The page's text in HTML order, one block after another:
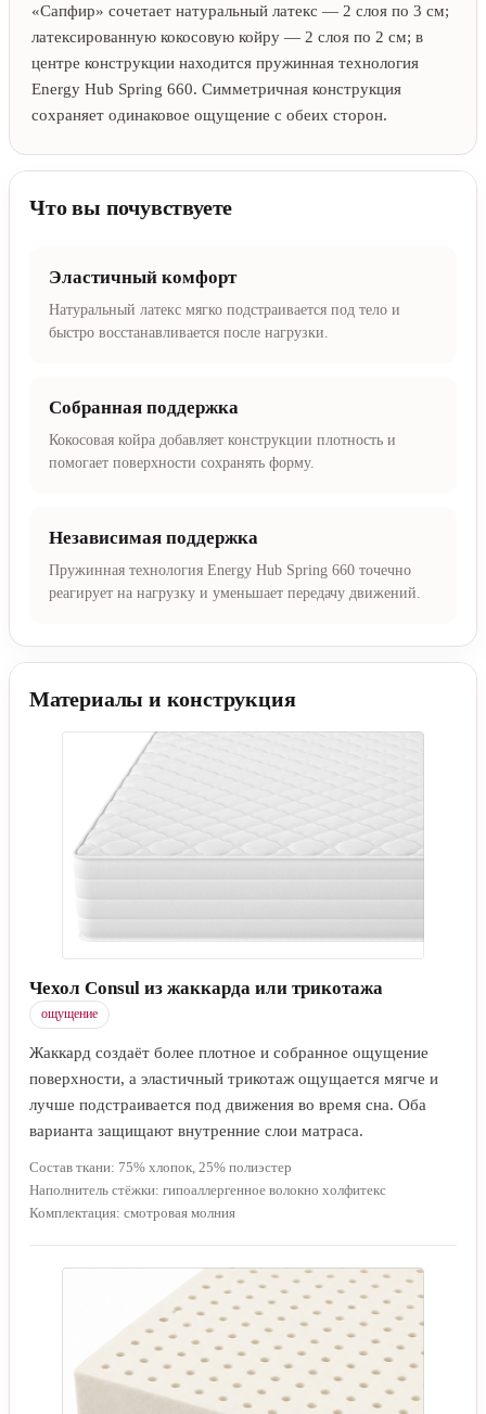
«Сапфир» сочетает натуральный латекс — 2 слоя по 3 см;
латексированную кокосовую койру — 2 слоя по 2 см; в
центре конструкции находится пружинная технология
Energy Hub Spring 660. Симметричная конструкция
сохраняет одинаковое ощущение с обеих сторон.
Что вы почувствуете
Эластичный комфорт
Натуральный латекс мягко подстраивается под тело и
быстро восстанавливается после нагрузки.
Собранная поддержка
Кокосовая койра добавляет конструкции плотность и
помогает поверхности сохранять форму.
Независимая поддержка
Пружинная технология Energy Hub Spring 660 точечно
реагирует на нагрузку и уменьшает передачу движений.
Материалы и конструкция
Чехол Consul из жаккарда или трикотажа
ощущение
Жаккард создаёт более плотное и собранное ощущение
поверхности, а эластичный трикотаж ощущается мягче и
лучше подстраивается под движения во время сна. Оба
варианта защищают внутренние слои матраса.
Состав ткани: 75% хлопок, 25% полиэстер
Наполнитель стёжки: гипоаллергенное волокно холфитекс
Комплектация: смотровая молния